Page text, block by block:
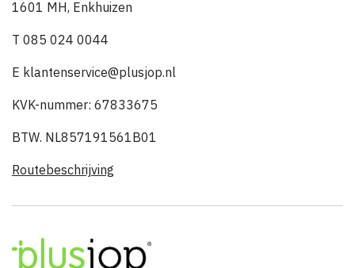
1601 MH, Enkhuizen
T 085 024 0044
E klantenservice@plusjop.nl
KVK-nummer: 67833675
BTW. NL857191561B01
Routebeschrijving